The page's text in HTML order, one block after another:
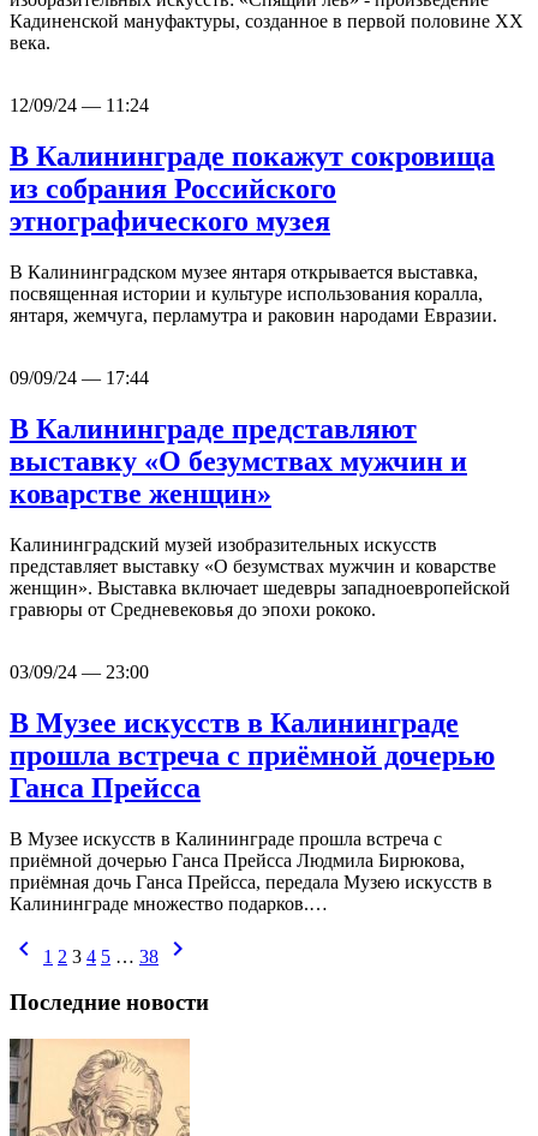
Кадиненской мануфактуры, созданное в первой половине ХХ
века.
12/09/24 — 11:24
В Калининграде покажут сокровища
из собрания Российского
этнографического музея
В Калининградском музее янтаря открывается выставка,
посвященная истории и культуре использования коралла,
янтаря, жемчуга, перламутра и раковин народами Евразии.
09/09/24 — 17:44
В Калининграде представляют
выставку «О безумствах мужчин и
коварстве женщин»
Калининградский музей изобразительных искусств
представляет выставку «О безумствах мужчин и коварстве
женщин». Выставка включает шедевры западноевропейской
гравюры от Средневековья до эпохи рококо.
03/09/24 — 23:00
В Музее искусств в Калининграде
прошла встреча с приёмной дочерью
Ганса Прейсса
В Музее искусств в Калининграде прошла встреча с
приёмной дочерью Ганса Прейсса Людмила Бирюкова,
приёмная дочь Ганса Прейсса, передала Музею искусств в
Калининграде множество подарков.…
chevron_left 1 2 3 4 5 … 38 chevron_right
Последние новости